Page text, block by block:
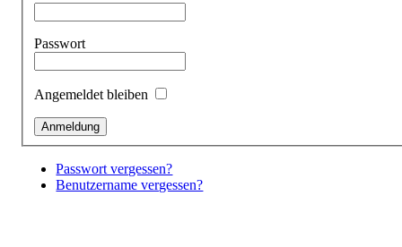
Passwort
Angemeldet bleiben
Passwort vergessen?
Benutzername vergessen?